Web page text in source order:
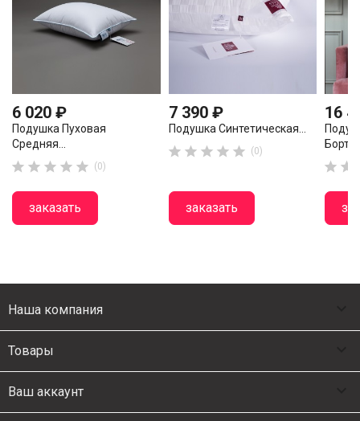
6 020 ₽
Подушка Пуховая
Средняя...
     (0)
заказать
7 390 ₽
Подушка Синтетическая...
     (0)
заказать
16
 
Наша компания
Товары
Ваш аккаунт